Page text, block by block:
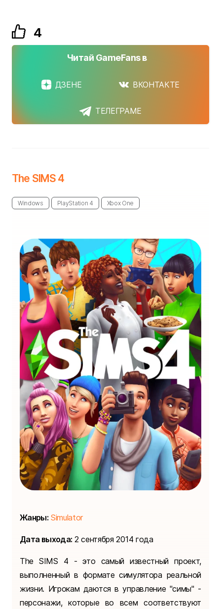
4
Читай GameFans в
ДЗЕНЕ ВКОНТАКТЕ
ТЕЛЕГРАМЕ
The SIMS 4
Windows PlayStation 4 Xbox One
Жанры: Simulator
Дата выхода: 2 сентября 2014 года
The SIMS 4 - это самый известный проект,
выполненный в формате симулятора реальной
жизни. Игрокам даются в управление "симы" -
персонажи, которые во всем соответствуют